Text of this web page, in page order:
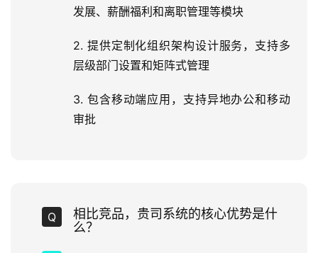
发展、薪酬福利和离职管理等模块
2. 提供定制化组织架构设计服务，支持多
层级部门设置和矩阵式管理
3. 包含移动端应用，支持异地办公和移动
审批
相比竞品，贵司系统的核心优势是什
么？